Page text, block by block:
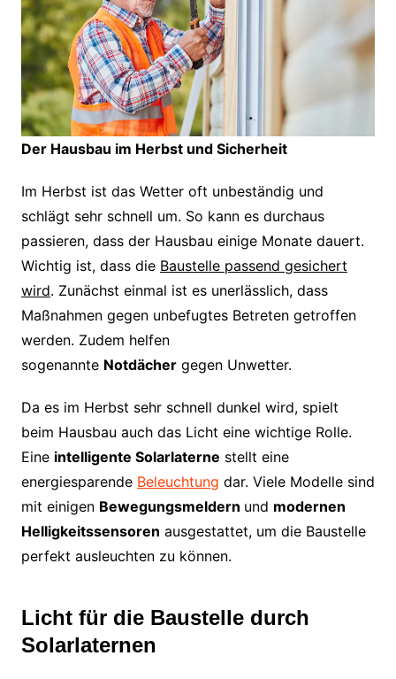
Der Hausbau im Herbst und Sicherheit
Im Herbst ist das Wetter oft unbeständig und
schlägt sehr schnell um. So kann es durchaus
passieren, dass der Hausbau einige Monate dauert.
Wichtig ist, dass die Baustelle passend gesichert
wird. Zunächst einmal ist es unerlässlich, dass
Maßnahmen gegen unbefugtes Betreten getroffen
werden. Zudem helfen
sogenannte Notdächergegen Unwetter.
Da es im Herbst sehr schnell dunkel wird, spielt
beim Hausbau auch das Licht eine wichtige Rolle.
Eine intelligente Solarlaterne stellt eine
energiesparende Beleuchtung dar. Viele Modelle sind
mit einigen Bewegungsmeldern und modernen
Helligkeitssensoren ausgestattet, um die Baustelle
perfekt ausleuchten zu können.
Licht für die Baustelle durch
Solarlaternen